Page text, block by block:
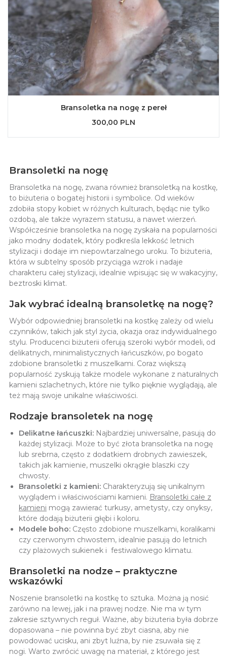
Bransoletka na nogę z pereł
300,00 PLN
Bransoletki na nogę
Bransoletka na nogę, zwana również bransoletką na kostkę,
to biżuteria o bogatej historii i symbolice. Od wieków
zdobiła stopy kobiet w różnych kulturach, będąc nie tylko
ozdobą, ale także wyrazem statusu, a nawet wierzeń.
Współcześnie bransoletka na nogę zyskała na popularności
jako modny dodatek, który podkreśla lekkość letnich
stylizacji i dodaje im niepowtarzalnego uroku. To biżuteria,
która w subtelny sposób przyciąga wzrok i nadaje
charakteru całej stylizacji, idealnie wpisując się w wakacyjny,
beztroski klimat.
Jak wybrać idealną bransoletkę na nogę?
Wybór odpowiedniej bransoletki na kostkę zależy od wielu
czynników, takich jak styl życia, okazja oraz indywidualnego
stylu. Producenci biżuterii oferują szeroki wybór modeli, od
delikatnych, minimalistycznych łańcuszków, po bogato
zdobione bransoletki z muszelkami. Coraz większą
popularność zyskują także modele wykonane z naturalnych
kamieni szlachetnych, które nie tylko pięknie wyglądają, ale
też mają swoje unikalne właściwości.
Rodzaje bransoletek na nogę
Delikatne łańcuszki: Najbardziej uniwersalne, pasują do
każdej stylizacji. Może to być złota bransoletka na nogę
lub srebrna, często z dodatkiem drobnych zawieszek,
takich jak kamienie, muszelki okrągłe blaszki czy
chwosty.
Bransoletki z kamieni: Charakteryzują się unikalnym
wyglądem i właściwościami kamieni. Bransoletki całe z
kamieni mogą zawierać turkusy, ametysty, czy onyksy,
które dodają biżuterii głębi i koloru.
Modele boho: Często zdobione muszelkami, koralikami
czy czerwonym chwostem, idealnie pasują do letnich
czy plażowych sukienek i festiwalowego klimatu.
Bransoletki na nodze – praktyczne
wskazówki
Noszenie bransoletki na kostkę to sztuka. Można ją nosić
zarówno na lewej, jak i na prawej nodze. Nie ma w tym
zakresie sztywnych reguł. Ważne, aby biżuteria była dobrze
dopasowana – nie powinna być zbyt ciasna, aby nie
powodować ucisku, ani zbyt luźna, by nie zsuwała się z
nogi. Warto zwrócić uwagę na materiał, z którego jest